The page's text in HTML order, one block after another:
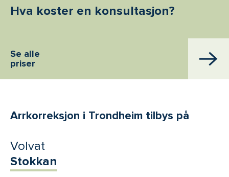
Hva koster en konsultasjon?
Se alle
priser
Arrkorreksjon i Trondheim tilbys på
Volvat
Stokkan